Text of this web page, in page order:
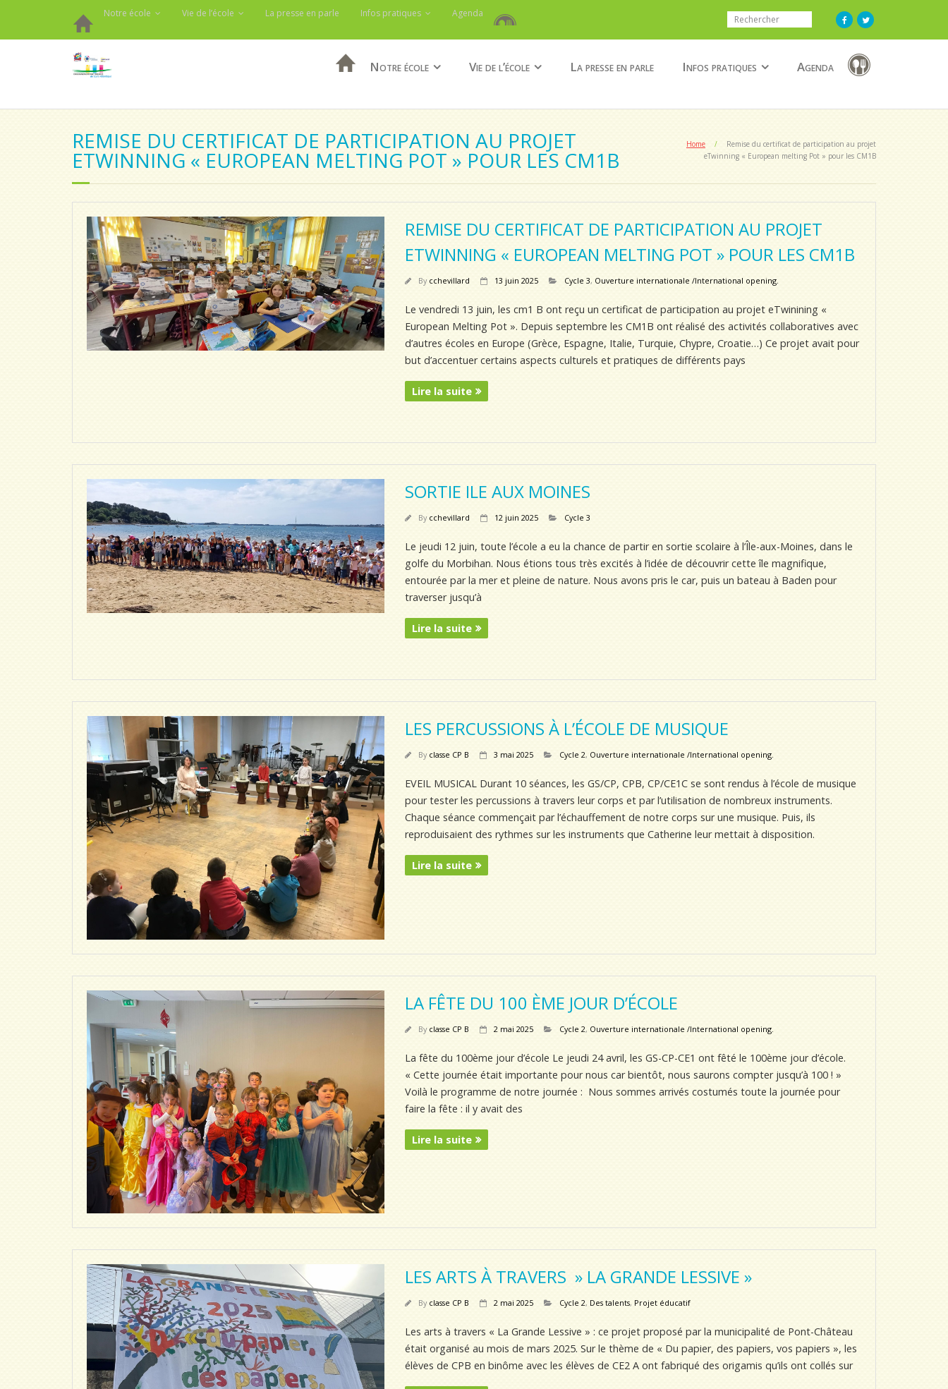
Notre école Vie de l’école La presse en parle Infos pratiques Agenda
Notre école Vie de l’école La presse en parle Infos pratiques Agenda
REMISE DU CERTIFICAT DE PARTICIPATION AU PROJET
ETWINNING « EUROPEAN MELTING POT » POUR LES CM1B
Home /
Remise du certificat de participation au projet
eTwinning « European melting Pot » pour les CM1B
REMISE DU CERTIFICAT DE PARTICIPATION AU PROJET
ETWINNING « EUROPEAN MELTING POT » POUR LES CM1B
By cchevillard 13 juin 2025 Cycle 3, Ouverture internationale /International opening.
Le vendredi 13 juin, les cm1 B ont reçu un certificat de participation au projet eTwinining «
European Melting Pot ». Depuis septembre les CM1B ont réalisé des activités collaboratives avec
d’autres écoles en Europe (Grèce, Espagne, Italie, Turquie, Chypre, Croatie…) Ce projet avait pour
but d’accentuer certains aspects culturels et pratiques de différents pays
Lire la suite
SORTIE ILE AUX MOINES
By cchevillard 12 juin 2025 Cycle 3
Le jeudi 12 juin, toute l’école a eu la chance de partir en sortie scolaire à l’Île-aux-Moines, dans le
golfe du Morbihan. Nous étions tous très excités à l’idée de découvrir cette île magnifique,
entourée par la mer et pleine de nature. Nous avons pris le car, puis un bateau à Baden pour
traverser jusqu’à
Lire la suite
LES PERCUSSIONS À L’ÉCOLE DE MUSIQUE
By classe CP B 3 mai 2025 Cycle 2, Ouverture internationale /International opening.
EVEIL MUSICAL Durant 10 séances, les GS/CP, CPB, CP/CE1C se sont rendus à l’école de musique
pour tester les percussions à travers leur corps et par l’utilisation de nombreux instruments.
Chaque séance commençait par l’échauffement de notre corps sur une musique. Puis, ils
reproduisaient des rythmes sur les instruments que Catherine leur mettait à disposition.
Lire la suite
LA FÊTE DU 100 ÈME JOUR D’ÉCOLE
By classe CP B 2 mai 2025 Cycle 2, Ouverture internationale /International opening.
La fête du 100ème jour d’école Le jeudi 24 avril, les GS-CP-CE1 ont fêté le 100ème jour d’école.
« Cette journée était importante pour nous car bientôt, nous saurons compter jusqu’à 100 ! »
Voilà le programme de notre journée : Nous sommes arrivés costumés toute la journée pour
faire la fête : il y avait des
Lire la suite
LES ARTS À TRAVERS » LA GRANDE LESSIVE »
By classe CP B 2 mai 2025 Cycle 2, Des talents, Projet éducatif
Les arts à travers « La Grande Lessive » : ce projet proposé par la municipalité de Pont-Château
était organisé au mois de mars 2025. Sur le thème de « Du papier, des papiers, vos papiers », les
élèves de CPB en binôme avec les élèves de CE2 A ont fabriqué des origamis qu’ils ont collés sur